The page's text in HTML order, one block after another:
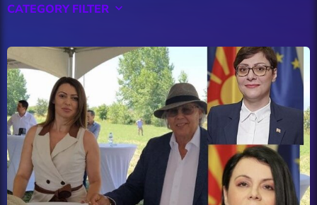
CATEGORY FILTER keyboard_arrow_down
Hobby
Software
Wellness
АвтоКлуб